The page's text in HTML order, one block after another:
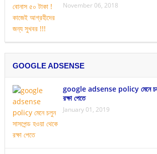
November 06, 2018
GOOGLE ADSENSE
google adsense policy মেনে চলুন
রক্ষা পেতে
January 01, 2019